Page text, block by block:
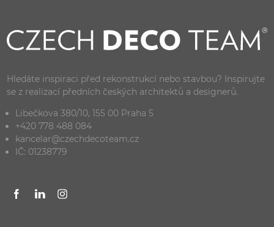
Hledáte inspiraci před rekonstrukcí nebo stavbou? Inspirujte
se z realizací předních českých architektů a designerů.
Libečkova 380/10, 155 00 Praha 5
+420 778 488 084
kancelar@czechdecoteam.cz
IČ: 01238779